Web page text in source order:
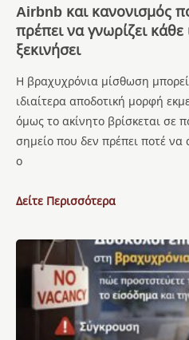
Airbnb και κανονισμός
πρέπει να γνωρίζει κάθε
ξεκινήσει
Η βραχυχρόνια μίσθωση
ιδιαίτερα αποδοτική μορφή
όμως το ακίνητο βρίσκεται σε
σημείο που δεν πρέπει ποτέ να
ο
Δείτε Περισσότερα